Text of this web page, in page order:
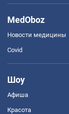
MedOboz
Новости медицины
Covid
Шоу
Афиша
Красота